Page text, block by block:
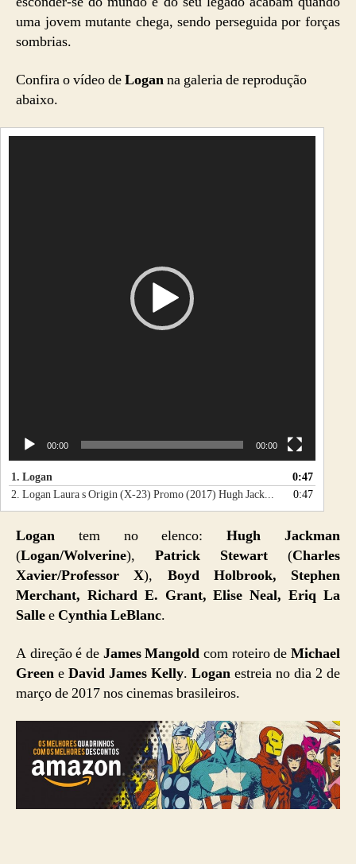
uma jovem mutante chega, sendo perseguida por forças
sombrias.
Confira o vídeo deLoganna galeria de reprodução
abaixo.
00:00 00:00
1. Logan
0:47
2. Logan Laura s Origin (X-23) Promo (2017) Hugh Jackman Laura s Claws (HD) 0:47
Logan tem no elenco:Hugh Jackman
(Logan/Wolverine), Patrick Stewart (Charles
Xavier/Professor X), Boyd Holbrook, Stephen
Merchant, Richard E. Grant, Elise Neal, Eriq La
Sallee Cynthia LeBlanc.
A direção é de James Mangold com roteiro deMichael
Green e David James Kelly. Logan estreia no dia 2 de
março de 2017 nos cinemas brasileiros.